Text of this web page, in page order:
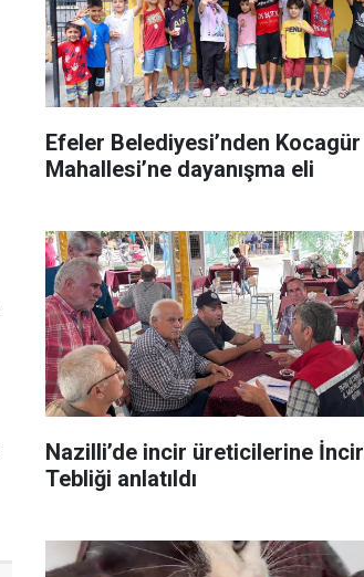
Efeler Belediyesi’nden Kocagür
Mahallesi’ne dayanışma eli
Nazilli’de incir üreticilerine İncir
Tebliği anlatıldı